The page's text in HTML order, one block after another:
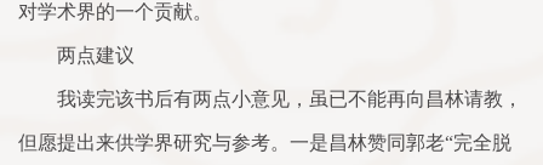
对学术界的一个贡献。
两点建议
我读完该书后有两点小意见，虽已不能再向昌林请教，
但愿提出来供学界研究与参考。一是昌林赞同郭老“完全脱